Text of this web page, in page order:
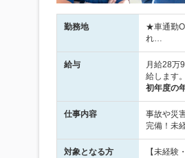
勤務地
★車通勤
れ…
給与
月給28万
給します
初年度の
仕事内容
事故や災
完備！未
対象となる方
【未経